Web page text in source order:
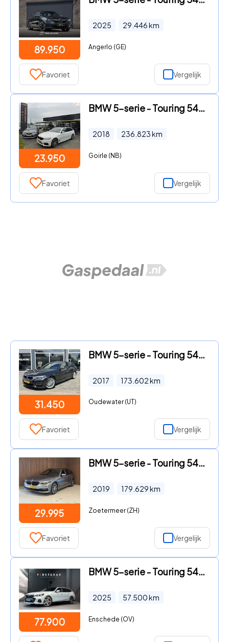
89.950
2025 29.446km
Angerlo (GE)
Favoriet Vergelijk
23.950
BMW 5-serie - Touring 540d xDrive High Executive|Pano|ACC|T-haak
2018 236.823km
Goirle (NB)
Favoriet Vergelijk
31.450
BMW 5-serie - Touring 540d xDrive High Executive|Full optie
2017 173.602km
Oudewater (UT)
Favoriet Vergelijk
29.995
BMW 5-serie - Touring 540d xDrive High Executive
2019 179.629km
Zoetermeer (ZH)
Favoriet Vergelijk
77.900
BMW 5-serie - Touring 540d xDrive *M-Sport Pro / Panorama / Harman-Kardon
2025 57.500km
Enschede (OV)